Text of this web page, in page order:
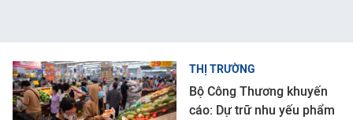
THỊ TRƯỜNG
Bộ Công Thương khuyến
cáo: Dự trữ nhu yếu phẩm